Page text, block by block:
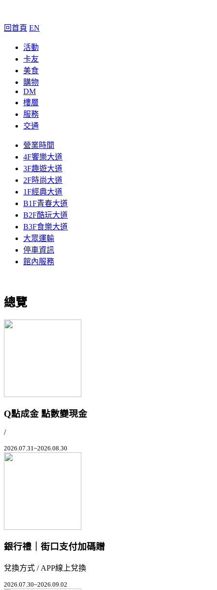
回首頁 EN
活動
卡友
美食
購物
DM
樓層
服務
交通
營業時間
4F饗樂大道
3F趣遊大道
2F時尚大道
1F經典大道
B1F青春大道
B2F酷玩大道
B3F食樂大道
大眾運輸
停車資訊
館內服務
總覽
Q點成金 點數變現金
/
2026.07.31~2026.08.30
銀行禮｜街口支付加碼贈
兌換方式 / APP線上兌換
2026.07.30~2026.09.02